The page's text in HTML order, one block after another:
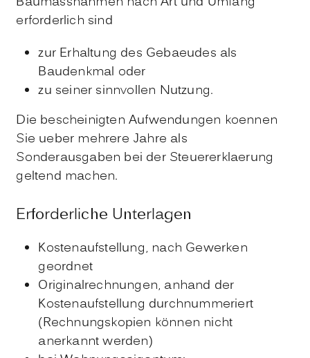
erforderlich sind
zur Erhaltung des Gebaeudes als
Baudenkmal oder
zu seiner sinnvollen Nutzung.
Die bescheinigten Aufwendungen koennen
Sie ueber mehrere Jahre als
Sonderausgaben bei der Steuererklaerung
geltend machen.
Erforderliche Unterlagen
Kostenaufstellung, nach Gewerken
geordnet
Originalrechnungen, anhand der
Kostenaufstellung durchnummeriert
(Rechnungskopien können nicht
anerkannt werden)